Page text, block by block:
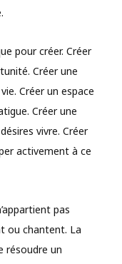
pour créer. Créer
Créer une
Créer un espace
Créer une
vivre. Créer
activement à ce
pas
ou chantent. La
résoudre un